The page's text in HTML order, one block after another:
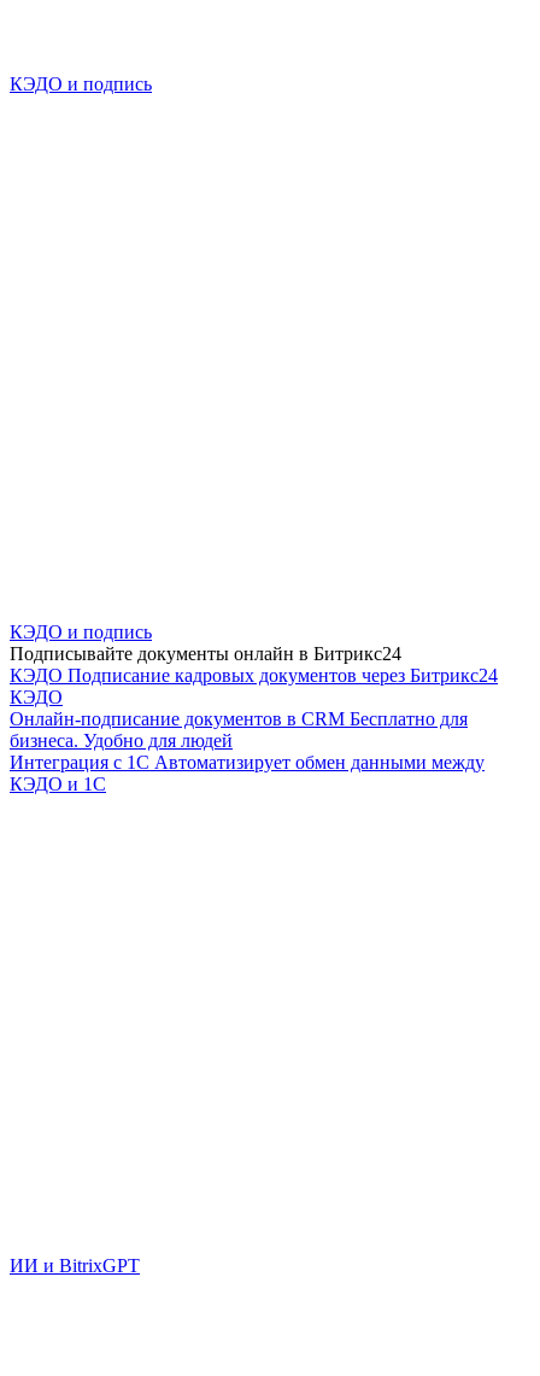
КЭДО и подпись
КЭДО и подпись
Подписывайте документы онлайн в Битрикс24
КЭДО Подписание кадровых документов через Битрикс24
КЭДО
Онлайн-подписание документов в CRM Бесплатно для
бизнеса. Удобно для людей
Интеграция с 1С Автоматизирует обмен данными между
КЭДО и 1С
ИИ и BitrixGPT